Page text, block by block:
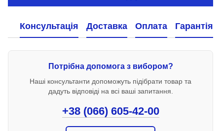
Консультація Доставка Оплата Гарантія
Потрібна допомога з вибором?
Наші консультанти допоможуть підібрати товар та
дадуть відповіді на всі ваші запитання.
+38 (066) 605-42-00